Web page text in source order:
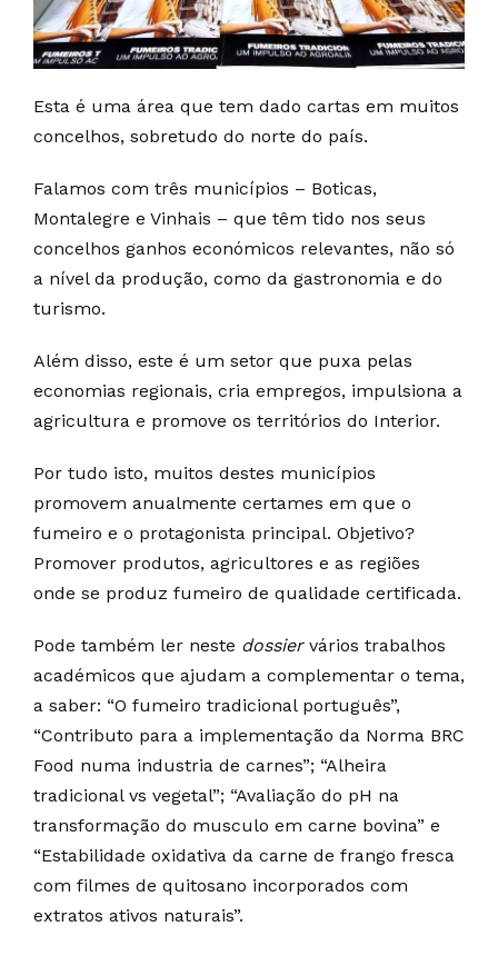
Esta é uma área que tem dado cartas em muitos
concelhos, sobretudo do norte do país.
Falamos com três municípios – Boticas,
Montalegre e Vinhais – que têm tido nos seus
concelhos ganhos económicos relevantes, não só
a nível da produção, como da gastronomia e do
turismo.
Além disso, este é um setor que puxa pelas
economias regionais, cria empregos, impulsiona a
agricultura e promove os territórios do Interior.
Por tudo isto, muitos destes municípios
promovem anualmente certames em que o
fumeiro e o protagonista principal. Objetivo?
Promover produtos, agricultores e as regiões
onde se produz fumeiro de qualidade certificada.
Pode também ler neste dossier vários trabalhos
académicos que ajudam a complementar o tema,
a saber: “O fumeiro tradicional português”,
“Contributo para a implementação da Norma BRC
Food numa industria de carnes”; “Alheira
tradicional vs vegetal”; “Avaliação do pH na
transformação do musculo em carne bovina” e
“Estabilidade oxidativa da carne de frango fresca
com filmes de quitosano incorporados com
extratos ativos naturais”.